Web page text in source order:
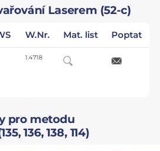
Laserem (52-c)
W.Nr. Mat. list Poptat
1.4718
pro metodu
136, 138, 114)